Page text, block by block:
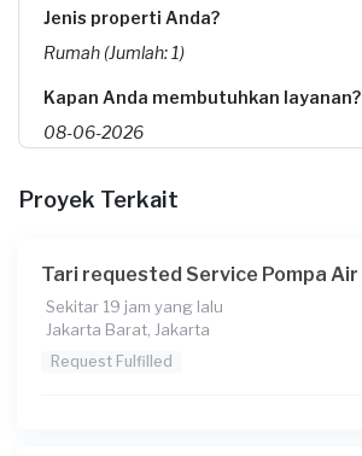
Jenis properti Anda?
Rumah (Jumlah: 1)
Kapan Anda membutuhkan layanan?
08-06-2026
11:00
Rp180.000 + Rp11.000 (biaya layanan)
Catatan
Proyek Terkait
Tari requested Service Pompa Air
Sekitar 19 jam yang lalu
Jakarta Barat, Jakarta
Request Fulfilled